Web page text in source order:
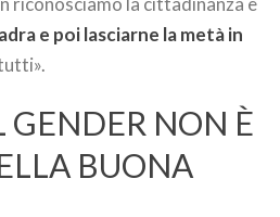
e poi lasciarne la metà in
GENDER NON È
BUONA